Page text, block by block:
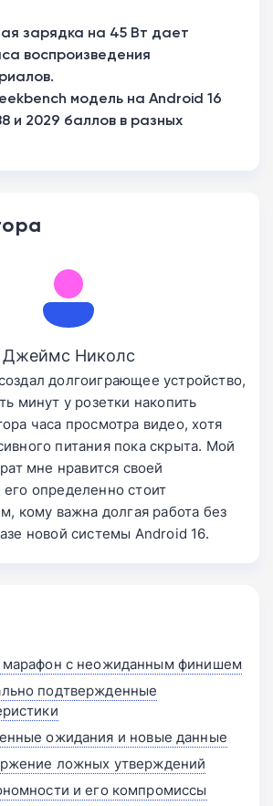
зарядка на 45 Вт дает
воспроизведения
модель на Android 16
и 2029 баллов в разных
Джеймс Николс
долгоиграющее устройство,
минут у розетки накопить
часа просмотра видео, хотя
питания пока скрыта. Мой
мне нравится своей
определенно стоит
кому важна долгая работа без
новой системы Android 16.
марафон с неожиданным финишем
подтвержденные
ожидания и новые данные
ложных утверждений
и его компромиссы